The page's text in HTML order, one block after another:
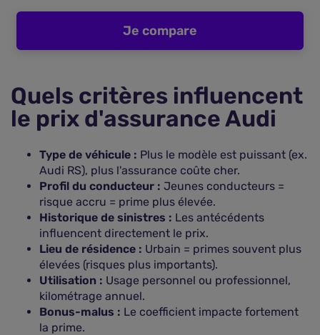
Je compare
Quels critères influencent
le prix d'assurance Audi
Type de véhicule : Plus le modèle est puissant (ex.
Audi RS), plus l'assurance coûte cher.
Profil du conducteur : Jeunes conducteurs =
risque accru = prime plus élevée.
Historique de sinistres : Les antécédents
influencent directement le prix.
Lieu de résidence : Urbain = primes souvent plus
élevées (risques plus importants).
Utilisation : Usage personnel ou professionnel,
kilométrage annuel.
Bonus-malus : Le coefficient impacte fortement
la prime.